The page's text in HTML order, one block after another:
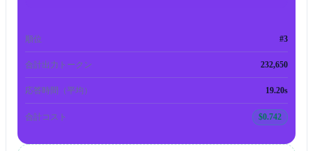
順位 #3
合計出力トークン 232,650
応答時間（平均） 19.20s
合計コスト $0.742